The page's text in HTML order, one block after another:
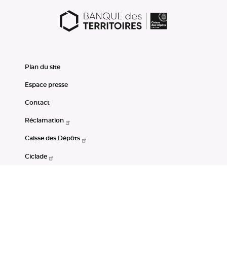
Plan du site
Espace presse
Contact
Réclamation
Caisse des Dépôts
Ciclade